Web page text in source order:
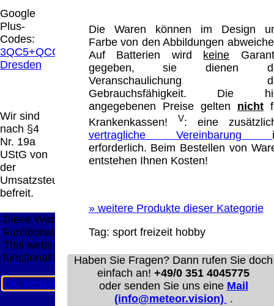
Google
Plus-
Codes:
3QC5+QCG
Dresden
Wir sind
nach §4
Nr. 19a
UStG von
der
Umsatzsteuer
befreit.
Die Waren können im Design
Farbe von den Abbildungen
Auf Batterien wird keine
gegeben, sie dienen
Veranschaulichung
Gebrauchsfähigkeit. Die
angegebenen Preise gelten nicht
Krankenkassen!
V: eine
vertragliche Vereinbarung
erforderlich. Beim Bestellen von
entstehen Ihnen Kosten!
»weitere Produkte dieser Kategorie
Tag: sportfreizeithobby
Haben Sie Fragen? Dann rufen Sie doch
einfach an!+49/0 351 4045775
oder senden Sie uns eine Mail
(info@meteor.vision) .
Inhalten distanziert. Hiermit distanzieren wir
uns ausdrücklich von allen Inhalten, aller
gelinkten Seiten auf unserer Homepage und
machen uns diese Inhalte nicht zu eigen.
Diese Erklärung gilt für alle auf unserer
Homepage angebrachten Links.
Die Europäische Kommission stellt eine
Plattform zur Online-Streitbeilegung (OS)
bereit. Die Plattform finden Sie unter
http://ec.europa.eu/consumers/odr/
Unsere E-
Mailadresse lautet:info@meteor.vision.
Seitenanfang
Impressum AGB Widerruf
Datenschutz
Urheberrechte Kontakt Links
Katalog (PDF)
große Anzeige
Diese Website nutzt Cookies, um bestmögliche
Funktionalität bieten zu können.
This website uses cookies to provide the best possible
functionality.
Ok, verstanden Mehr Infos